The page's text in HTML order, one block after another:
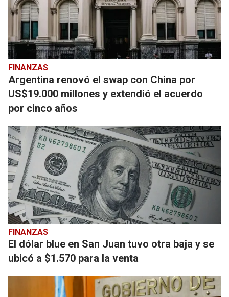
FINANZAS
Argentina renovó el swap con China por
US$19.000 millones y extendió el acuerdo
por cinco años
FINANZAS
El dólar blue en San Juan tuvo otra baja y se
ubicó a $1.570 para la venta